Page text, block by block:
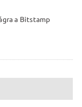
a Bitstamp